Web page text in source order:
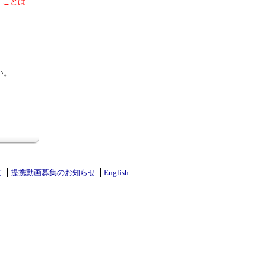
提携動画募集のお知らせ English